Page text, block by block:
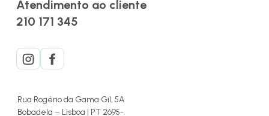
Atendimento ao cliente
210 171 345
Rua Rogério da Gama Gil, 5A
Bobadela – Lisboa | PT 2695-